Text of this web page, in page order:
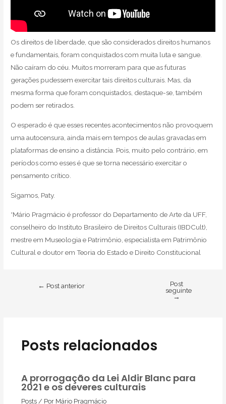
Os direitos de liberdade, que são considerados direitos humanos
e fundamentais, foram conquistados com muita luta e sangue.
Não caíram do céu. Muitos morreram para que as futuras
gerações pudessem exercitar tais direitos culturais. Mas, da
mesma forma que foram conquistados, destaque-se, também
podem ser retirados.
O esperado é que esses recentes acontecimentos não provoquem
uma autocensura, ainda mais em tempos de aulas gravadas em
plataformas de ensino a distância. Pois, muito pelo contrário, em
períodos como esses é que se torna necessário exercitar o
pensamento crítico.
Sigamos, Paty.
*Mário Pragmácio é professor do Departamento de Arte da UFF,
conselheiro do Instituto Brasileiro de Direitos Culturais (IBDCult),
mestre em Museologia e Patrimônio, especialista em Patrimônio
Cultural e doutor em Teoria do Estado e Direito Constitucional
← Post anterior
Post
seguinte
→
Posts relacionados
A prorrogação da Lei Aldir Blanc para
2021 e os deveres culturais
Posts/ Por Mário Pragmácio